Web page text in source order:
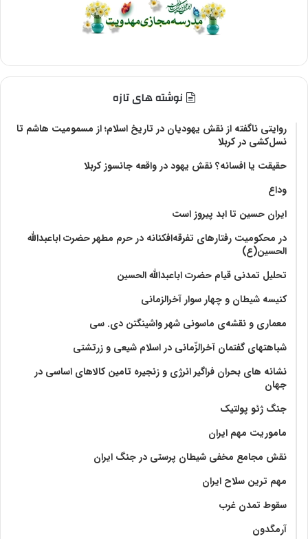
نوشته های تازه
روایتی ناگفته از نقش یهودیان در تاریخ اسلام؛ از مسمومیت هاشم تا
نسل‌کشی در کربلا
حقیقت یا افسانه؟‌ نقش یهود در واقعه جانسوز کربلا
وداع
ایران حسین تا ابد پیروز است
در محکومیت رفتارهای تفرقه‌افکنانه در حرم مطهر حضرت اباعبدالله
الحسین(ع)
تحلیل تمدنی قیام حضرت اباعبدالله الحسین
کنیسه شیطان و چهار سوار آخرالزمانی
معماری و نقشه‌ی ماسونی شهر واشينگتن دی. سی
شباهتهای گفتمان آخر‌الزّمانی در اسلام شیعی و زرتشتی
نشانه های بحران فراگیر انرژی و زنجیره تامین کالاهای اساسی در
جهان
جنگ ژئو پولتیک
ماموریت مهم ایران
نقش مجامع مخفی شیطان پرستی در جنگ ایران
مهم ترین سلاح ایران
سقوط تمدن غرب
آرمگدون